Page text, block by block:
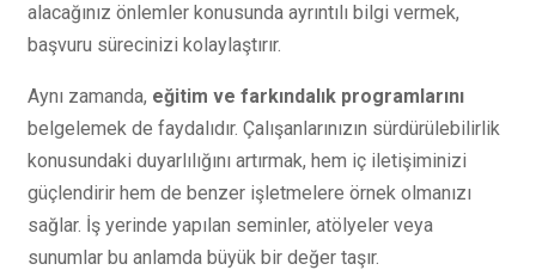
alacağınız önlemler konusunda ayrıntılı bilgi vermek,
başvuru sürecinizi kolaylaştırır.
Aynı zamanda, eğitim ve farkındalık programlarını
belgelemek de faydalıdır. Çalışanlarınızın sürdürülebilirlik
konusundaki duyarlılığını artırmak, hem iç iletişiminizi
güçlendirir hem de benzer işletmelere örnek olmanızı
sağlar. İş yerinde yapılan seminler, atölyeler veya
sunumlar bu anlamda büyük bir değer taşır.